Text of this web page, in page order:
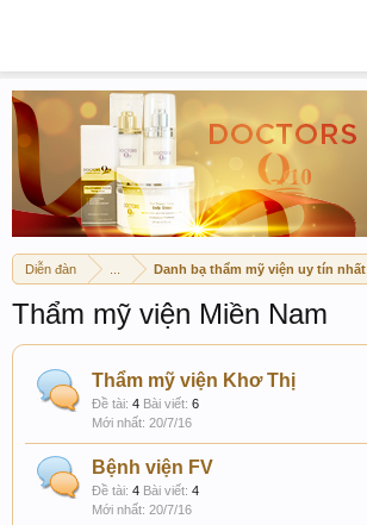
Diễn đàn Danh bạ thẩm mỹ viện uy tín nhất
Thẩm mỹ viện Miền Nam
Thẩm mỹ viện Khơ Thị
Đề tài: 4 Bài viết: 6
20/7/16
Bệnh viện FV
Đề tài: 4 Bài viết: 4
20/7/16